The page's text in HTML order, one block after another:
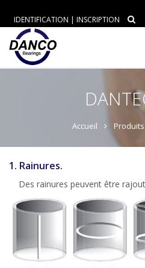
IDENTIFICATION | INSCRIPTION
Accueil Produits
1. Rainures.
Des rainures peuvent être